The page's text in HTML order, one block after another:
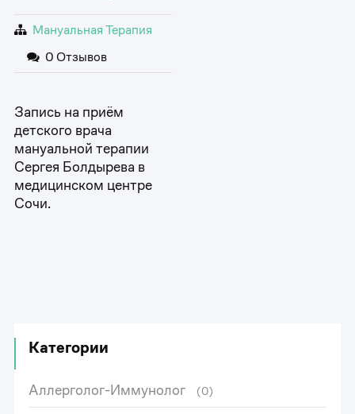
Мануальная Терапия
0 Отзывов
Запись на приём
детского врача
мануальной терапии
Сергея Болдырева в
медицинском центре
Сочи.
Категории
Аллерголог-Иммунолог (0)